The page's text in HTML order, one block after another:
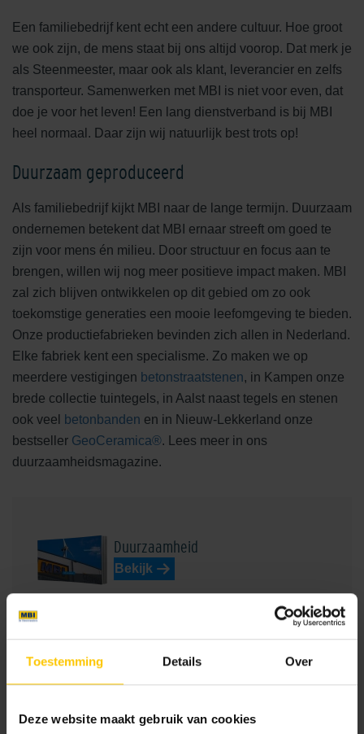
Toestemming Details Over
Deze website maakt gebruik van cookies
Een familiebedrijf kent echt een andere cultuur. Hoe groot
we ook zijn, de mens staat bij ons altijd voorop. Dat merk je
als Steenmeester, maar ook als klant, leverancier en zelfs
transporteur. Samenwerken met MBI is niet voor even, dat
doe je voor het leven! Een lang dienstverband is bij MBI
heel normaal. Daar zijn wij natuurlijk best trots op!
Duurzaam geproduceerd
Als familiebedrijf kijkt MBI naar de lange termijn. Duurzaam
ondernemen betekent dat MBI ernaar streeft om goed te
zijn voor mens én milieu. Door structuur en focus aan te
brengen, willen wij nog meer positieve impact maken. MBI
zal zich blijven ontwikkelen op dit gebied om zo ook
toekomstige generaties een mooie leefomgeving te bieden.
Onze productiefabrieken bevinden zich allen in Nederland.
Elke fabriek kent een specialisme. Zo maken we op
meerdere vestigingen betonstraatstenen, in Kampen onze
brede collectie tuintegels, in Aalst naast tegels en stenen
ook veel
betonbanden en in Nieuw-Lekkerland onze
bestseller GeoCeramica®. Lees meer in ons
duurzaamheidsmagazine.
Duurzaamheid
Bekijk